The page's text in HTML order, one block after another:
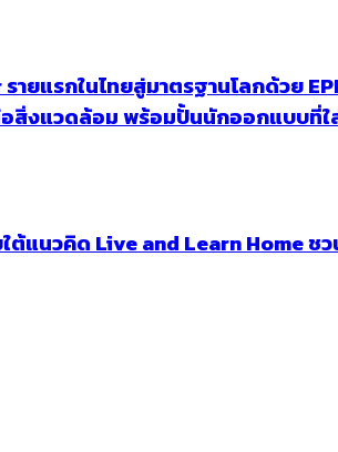
ายแรกในไทยสู่มาตรฐานโลกด้ว
งแวดล้อม พร้อมปั้นนักออกแบบที่ใ
แนวคิด Live and Learn Home ช